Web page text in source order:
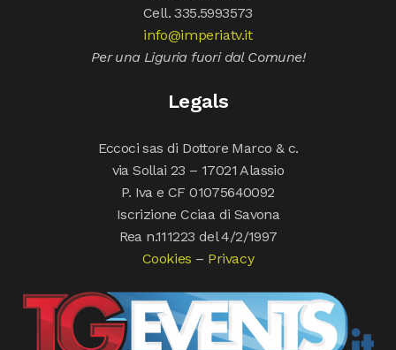
Cell. 335.5993573
info@imperiatv.it
Per una Liguria fuori dal Comune!
Legals
Eccoci sas di Dottore Marco & c.
via Sollai 23 – 17021 Alassio
P. Iva e CF 01075640092
Iscrizione Cciaa di Savona
Rea n.111223 del 4/2/1997
Cookies – Privacy